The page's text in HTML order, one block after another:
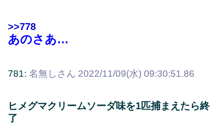
>>778
あのさあ…
781: 名無しさん 2022/11/09(水) 09:30:51.86
ヒメグマクリームソーダ味を1匹捕まえたら終
了